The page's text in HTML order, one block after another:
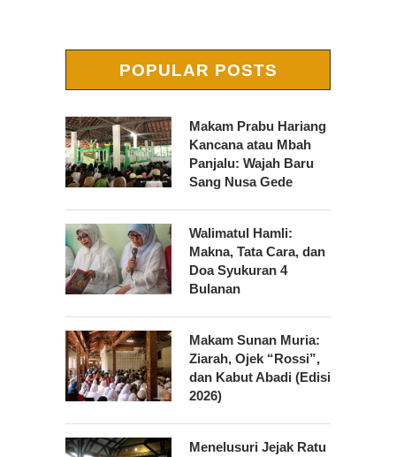
POPULAR POSTS
Makam Prabu Hariang
Kancana atau Mbah
Panjalu: Wajah Baru
Sang Nusa Gede
Walimatul Hamli:
Makna, Tata Cara, dan
Doa Syukuran 4
Bulanan
Makam Sunan Muria:
Ziarah, Ojek “Rossi”,
dan Kabut Abadi (Edisi
2026)
Menelusuri Jejak Ratu